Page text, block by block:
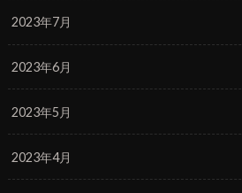
2023年7月
2023年6月
2023年5月
2023年4月